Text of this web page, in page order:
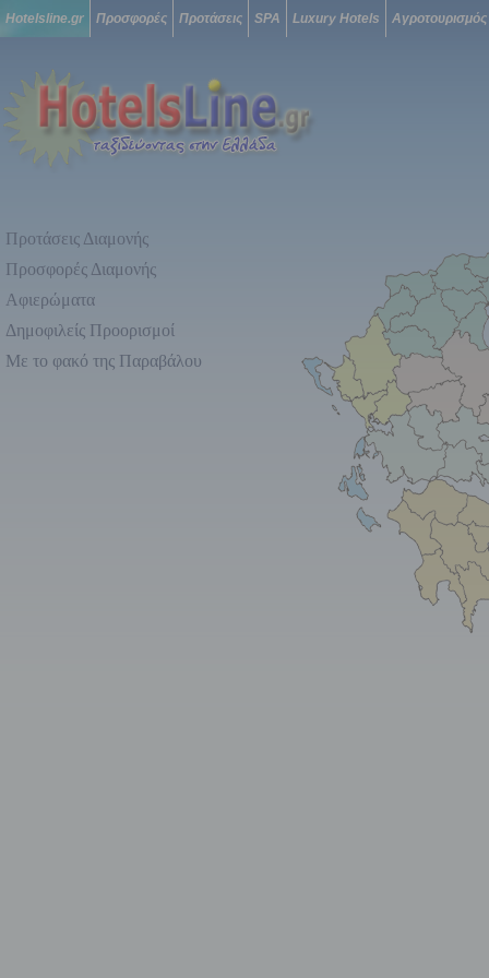
Hotelsline.gr Προσφορές Προτάσεις SPA Luxury Hotels Αγροτουρισμός
Προτάσεις Διαμονής
Προσφορές Διαμονής
Αφιερώματα
Δημοφιλείς Προορισμοί
Με το φακό της Παραβάλου